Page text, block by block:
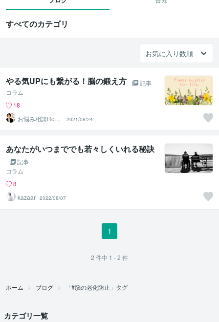
すべてのカテゴリ
やる気UPにも繋がる！脳の鍛え方
記事
コラム
18
m‪ ふわり
2021/08/24
あなたがいつまででも若々しくいれる秘訣
記事
コラム
8
kazaar 2022/08/07
1
2 件中 1 - 2 件
ホーム ブログ 「#脳の老化防止」タグ
カテゴリ一覧